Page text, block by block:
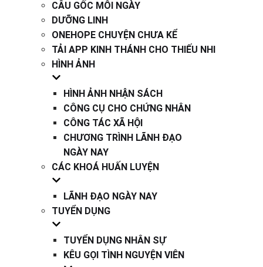
CÂU GỐC MỖI NGÀY
DƯỠNG LINH
ONEHOPE CHUYỆN CHƯA KỂ
TẢI APP KINH THÁNH CHO THIẾU NHI
HÌNH ẢNH
HÌNH ẢNH NHẬN SÁCH
CÔNG CỤ CHO CHỨNG NHÂN
CÔNG TÁC XÃ HỘI
CHƯƠNG TRÌNH LÃNH ĐẠO
NGÀY NAY
CÁC KHOÁ HUẤN LUYỆN
LÃNH ĐẠO NGÀY NAY
TUYỂN DỤNG
TUYỂN DỤNG NHÂN SỰ
KÊU GỌI TÌNH NGUYỆN VIÊN